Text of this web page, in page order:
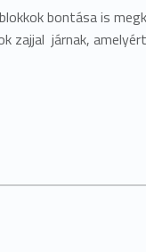
bontása is
járnak,